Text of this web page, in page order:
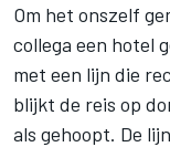
Om het onszelf
collega een hotel
met een lijn die
blijkt de reis op
als gehoopt. De